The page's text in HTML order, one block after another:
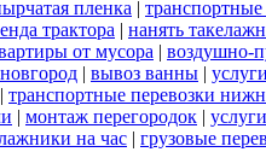
пленка | транспортные
трактора | нанять
от мусора | воздушно-
| вывоз ванны |
| транспортные перевозки
| монтаж перегородок |
на час | грузовые